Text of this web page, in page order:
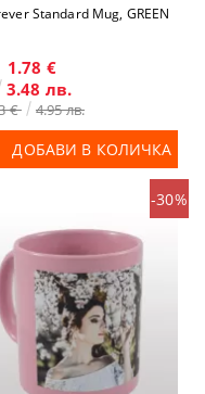
Standard Mug, GREEN
1.78 €
3.48 лв.
€ 4.95 лв.
ДОБАВИ В КОЛИЧКА
-30%